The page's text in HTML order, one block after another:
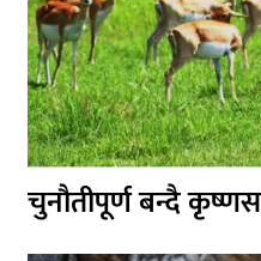
चुनौतीपूर्ण बन्दै